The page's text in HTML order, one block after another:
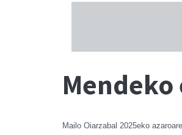
Mailo Oiarzabal 2025eko